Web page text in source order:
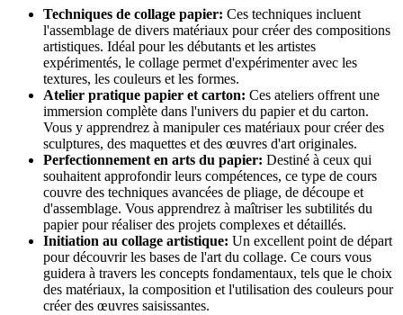
Techniques de collage papier: Ces techniques incluent
l'assemblage de divers matériaux pour créer des compositions
artistiques. Idéal pour les débutants et les artistes
expérimentés, le collage permet d'expérimenter avec les
textures, les couleurs et les formes.
Atelier pratique papier et carton: Ces ateliers offrent une
immersion complète dans l'univers du papier et du carton.
Vous y apprendrez à manipuler ces matériaux pour créer des
sculptures, des maquettes et des œuvres d'art originales.
Perfectionnement en arts du papier: Destiné à ceux qui
souhaitent approfondir leurs compétences, ce type de cours
couvre des techniques avancées de pliage, de découpe et
d'assemblage. Vous apprendrez à maîtriser les subtilités du
papier pour réaliser des projets complexes et détaillés.
Initiation au collage artistique: Un excellent point de départ
pour découvrir les bases de l'art du collage. Ce cours vous
guidera à travers les concepts fondamentaux, tels que le choix
des matériaux, la composition et l'utilisation des couleurs pour
créer des œuvres saisissantes.